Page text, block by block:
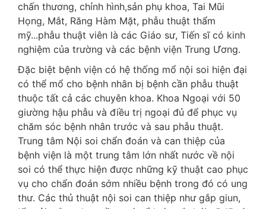
chấn thương, chỉnh hình,sản phụ khoa, Tai Mũi
Họng, Mắt, Răng Hàm Mặt, phẫu thuật thẩm
mỹ...phẫu thuật viên là các Giáo sư, Tiến sĩ có kinh
nghiệm của trường và các bệnh viện Trung Ương.
Đặc biệt bệnh viện có hệ thống mổ nội soi hiện đại
có thể mổ cho bệnh nhân bị bệnh cần phẫu thuật
thuộc tất cả các chuyên khoa. Khoa Ngoại với 50
giường hậu phẫu và điều trị ngoại đủ để phục vụ
chăm sóc bệnh nhân trước và sau phẫu thuật.
Trung tâm Nội soi chẩn đoán và can thiệp của
bệnh viện là một trung tâm lớn nhất nước về nội
soi có thể thực hiện được những kỹ thuật cao phục
vụ cho chẩn đoán sớm nhiều bệnh trong đó có ung
thư. Các thủ thuật nội soi can thiệp như gắp giun,